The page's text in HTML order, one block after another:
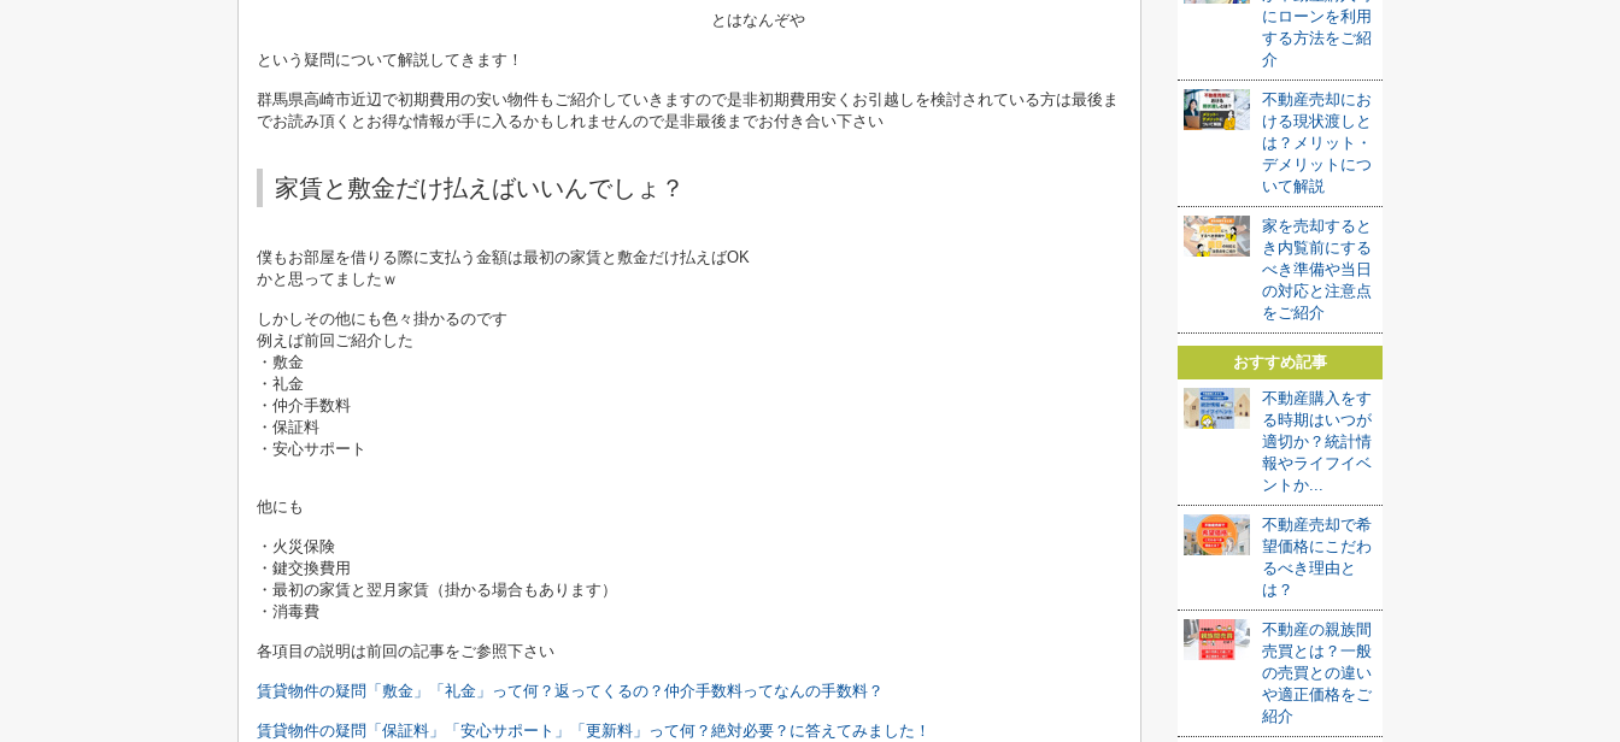
とはなんぞや
という疑問について解説してきます！
群馬県高崎市近辺で初期費用の安い物件もご紹介していきますので是非初期費用安くお引越しを検討されている方は最後ま
でお読み頂くとお得な情報が手に入るかもしれませんので是非最後までお付き合い下さい
家賃と敷金だけ払えばいいんでしょ？
僕もお部屋を借りる際に支払う金額は最初の家賃と敷金だけ払えばOK
かと思ってましたｗ
しかしその他にも色々掛かるのです
例えば前回ご紹介した
・敷金
・礼金
・仲介手数料
・保証料
・安心サポート
他にも
・火災保険
・鍵交換費用
・最初の家賃と翌月家賃（掛かる場合もあります）
・消毒費
各項目の説明は前回の記事をご参照下さい
賃貸物件の疑問「敷金」「礼金」って何？返ってくるの？仲介手数料ってなんの手数料？
賃貸物件の疑問「保証料」「安心サポート」「更新料」って何？絶対必要？に答えてみました！
にローンを利用
する方法をご紹
介
不動産売却にお
ける現状渡しと
は？メリット・
デメリットにつ
いて解説
家を売却すると
き内覧前にする
べき準備や当日
の対応と注意点
をご紹介
おすすめ記事
不動産購入をす
る時期はいつが
適切か？統計情
報やライフイベ
ントか...
不動産売却で希
望価格にこだわ
るべき理由と
は？
不動産の親族間
売買とは？一般
の売買との違い
や適正価格をご
紹介